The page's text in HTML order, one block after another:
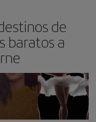
de
baratos a